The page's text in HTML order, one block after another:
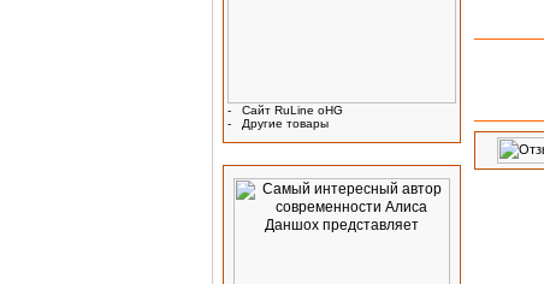
-
Сайт RuLine oHG
-
Другие товары